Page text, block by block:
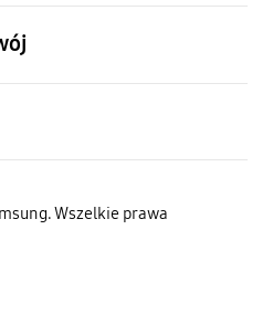
Wszelkie prawa